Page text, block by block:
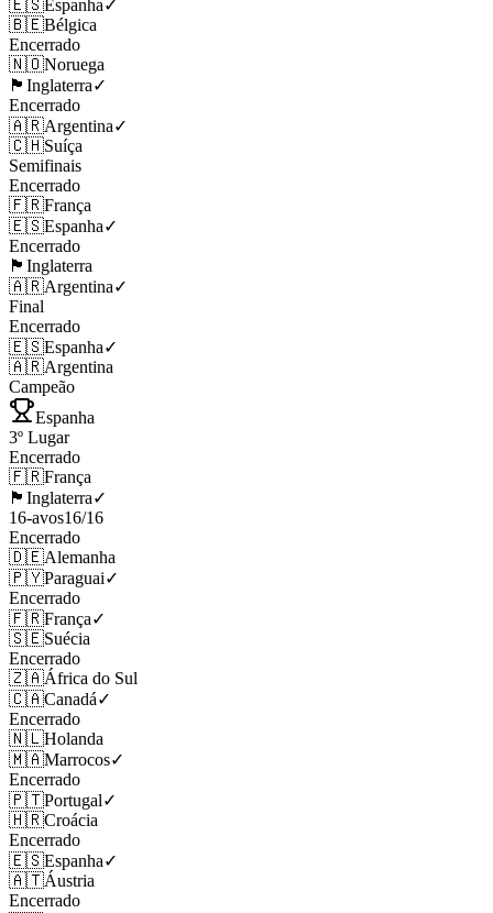
🇪🇸Espanha✓
🇧🇪Bélgica
Encerrado
🇳🇴Noruega
🏴󠁧󠁢󠁥󠁮󠁧󠁿 Inglaterra✓
Encerrado
🇦🇷Argentina✓
🇨🇭Suíça
Semifinais
Encerrado
🇫🇷França
🇪🇸Espanha✓
Encerrado
🏴󠁧󠁢󠁥󠁮󠁧󠁿 Inglaterra
🇦🇷Argentina✓
Final
Encerrado
🇪🇸Espanha✓
🇦🇷Argentina
Campeão
Espanha
3º Lugar
Encerrado
🇫🇷França
🏴󠁧󠁢󠁥󠁮󠁧󠁿 Inglaterra✓
16-avos16/16
Encerrado
🇩🇪Alemanha
🇵🇾Paraguai✓
Encerrado
🇫🇷França✓
🇸🇪Suécia
Encerrado
🇿🇦África do Sul
🇨🇦Canadá✓
Encerrado
🇳🇱Holanda
🇲🇦Marrocos✓
Encerrado
🇵🇹Portugal✓
🇭🇷Croácia
Encerrado
🇪🇸Espanha✓
🇦🇹Áustria
Encerrado